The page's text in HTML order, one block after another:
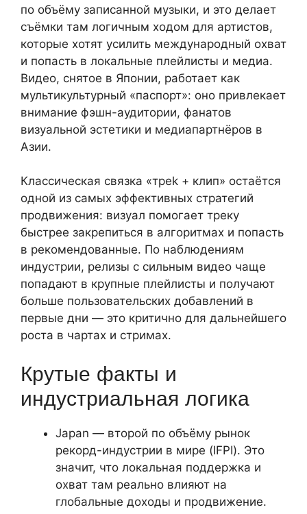
по объёму записанной музыки, и это делает
съёмки там логичным ходом для артистов,
которые хотят усилить международный охват
и попасть в локальные плейлисты и медиа.
Видео, снятое в Японии, работает как
мультикультурный «паспорт»: оно привлекает
внимание фэшн-аудитории, фанатов
визуальной эстетики и медиапартнёров в
Азии.
Классическая связка «треk + клип» остаётся
одной из самых эффективных стратегий
продвижения: визуал помогает треку
быстрее закрепиться в алгоритмах и попасть
в рекомендованные. По наблюдениям
индустрии, релизы с сильным видео чаще
попадают в крупные плейлисты и получают
больше пользовательских добавлений в
первые дни — это критично для дальнейшего
роста в чартах и стримах.
Крутые факты и
индустриальная логика
Japan — второй по объёму рынок
рекорд-индустрии в мире (IFPI). Это
значит, что локальная поддержка и
охват там реально влияют на
глобальные доходы и продвижение.